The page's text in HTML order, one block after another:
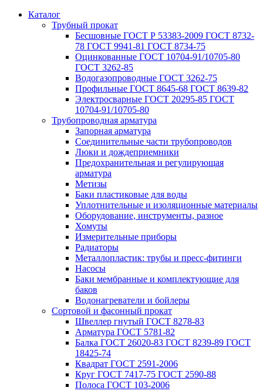
Каталог
Трубный прокат
Беcшовные ГОСТ Р 53383-2009 ГОСТ 8732-
78 ГОСТ 9941-81 ГОСТ 8734-75
Оцинкованные ГОСТ 10704-91/10705-80
ГОСТ 3262-85
Водогазопроводные ГОСТ 3262-75
Профильные ГОСТ 8645-68 ГОСТ 8639-82
Электросварные ГОСТ 20295-85 ГОСТ
10704-91/10705-80
Трубопроводная арматура
Запорная арматура
Соединительные части трубопроводов
Люки и дождеприемники
Предохранительная и регулирующая
арматура
Метизы
Баки пластиковые для воды
Уплотнительные и изоляционные материалы
Оборудование, инструменты, разное
Хомуты
Измерительные приборы
Радиаторы
Металлопластик: трубы и пресс-фитинги
Насосы
Баки мембранные и комплектующие для
баков
Водонагреватели и бойлеры
Сортовой и фасонный прокат
Швеллер гнутый ГОСТ 8278-83
Арматура ГОСТ 5781-82
Балка ГОСТ 26020-83 ГОСТ 8239-89 ГОСТ
18425-74
Квадрат ГОСТ 2591-2006
Круг ГОСТ 7417-75 ГОСТ 2590-88
Полоса ГОСТ 103-2006